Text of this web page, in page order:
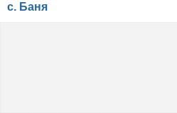
с. Баня